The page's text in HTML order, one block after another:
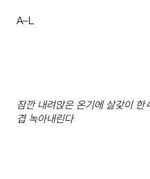
A–L
잠깐 내려앉은 온기에 살갗이 한
겹 녹아내린다